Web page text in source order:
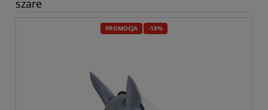
szare
PROMOCJA -18%